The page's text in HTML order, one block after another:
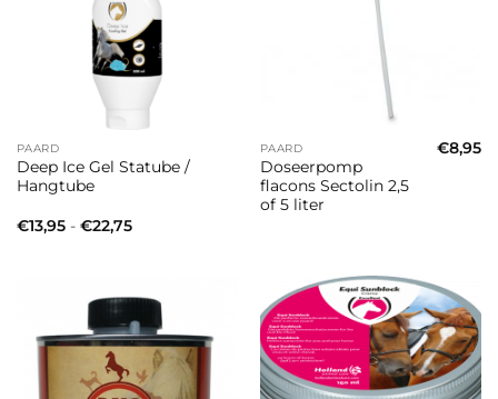
PAARD
Deep Ice Gel Statube /
Hangtube
€13,95 - €22,75Prijsklasse:
PAARD
Doseerpomp
flacons Sectolin 2,5
of 5 liter
€8,95